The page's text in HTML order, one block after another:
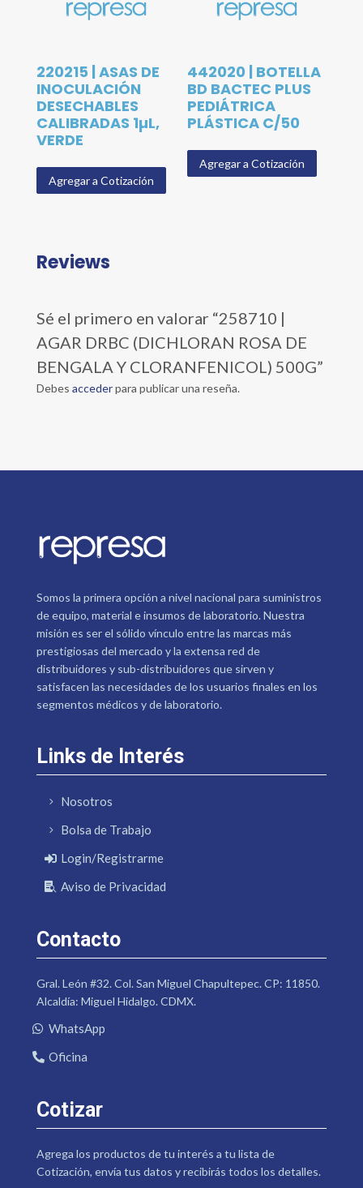
220215 | ASAS DE
INOCULACIÓN
DESECHABLES
CALIBRADAS 1µL,
VERDE
Agregar a Cotización
442020 | BOTELLA
BD BACTEC PLUS
PEDIÁTRICA
PLÁSTICA C/50
Agregar a Cotización
Reviews
Sé el primero en valorar “258710 |
AGAR DRBC (DICHLORAN ROSA DE
BENGALA Y CLORANFENICOL) 500G”
Debes accederpara publicar una reseña.
Somos la primera opción a nivel nacional para suministros
de equipo, material e insumos de laboratorio. Nuestra
misión es ser el sólido vínculo entre las marcas más
prestigiosas del mercado y la extensa red de
distribuidores y sub-distribuidores que sirven y
satisfacen las necesidades de los usuarios finales en los
segmentos médicos y de laboratorio.
Links de Interés
Nosotros
Bolsa de Trabajo
Login/Registrarme
Aviso de Privacidad
Contacto
Gral. León #32. Col. San Miguel Chapultepec. CP: 11850.
Alcaldía: Miguel Hidalgo. CDMX.
WhatsApp
Oficina
Cotizar
Agrega los productos de tu interés a tu lista de
Cotización, envía tus datos y recibirás todos los detalles.